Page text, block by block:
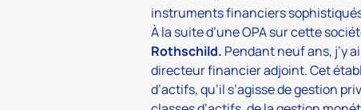
instruments financiers
À la suite d’une OPA sur cette
Rothschild. Pendant neuf ans, j’y
directeur financier adjoint. Cet
d’actifs, qu’il s’agisse de gestion